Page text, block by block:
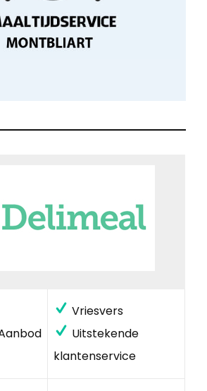
Vriesvers
Uitstekende
klantenservice